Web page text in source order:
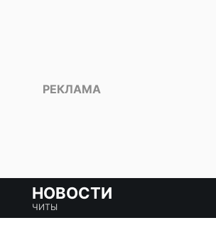
НОВОСТИ
ЧИТЫ